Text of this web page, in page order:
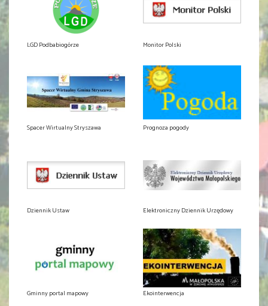
LGD Podbabiogórze Monitor Polski
Spacer Wirtualny Stryszawa Prognoza pogody
Dziennik Ustaw Elektroniczny Dziennik Urzędowy
Gminny portal mapowy Ekointerwencja